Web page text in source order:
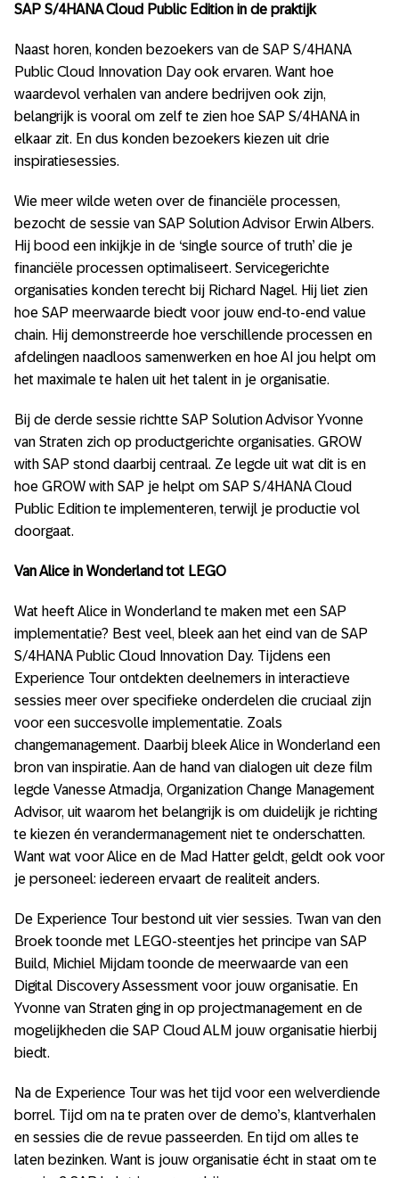
SAP S/4HANA Cloud Public Edition in de praktijk
Naast horen, konden bezoekers van de SAP S/4HANA
Public Cloud Innovation Day ook ervaren. Want hoe
waardevol verhalen van andere bedrijven ook zijn,
belangrijk is vooral om zelf te zien hoe SAP S/4HANA in
elkaar zit. En dus konden bezoekers kiezen uit drie
inspiratiesessies.
Wie meer wilde weten over de financiële processen,
bezocht de sessie van SAP Solution Advisor Erwin Albers.
Hij bood een inkijkje in de ‘single source of truth’ die je
financiële processen optimaliseert. Servicegerichte
organisaties konden terecht bij Richard Nagel. Hij liet zien
hoe SAP meerwaarde biedt voor jouw end-to-end value
chain. Hij demonstreerde hoe verschillende processen en
afdelingen naadloos samenwerken en hoe AI jou helpt om
het maximale te halen uit het talent in je organisatie.
Bij de derde sessie richtte SAP Solution Advisor Yvonne
van Straten zich op productgerichte organisaties. GROW
with SAP stond daarbij centraal. Ze legde uit wat dit is en
hoe GROW with SAP je helpt om SAP S/4HANA Cloud
Public Edition te implementeren, terwijl je productie vol
doorgaat.
Van Alice in Wonderland tot LEGO
Wat heeft Alice in Wonderland te maken met een SAP
implementatie? Best veel, bleek aan het eind van de SAP
S/4HANA Public Cloud Innovation Day. Tijdens een
Experience Tour ontdekten deelnemers in interactieve
sessies meer over specifieke onderdelen die cruciaal zijn
voor een succesvolle implementatie. Zoals
changemanagement. Daarbij bleek Alice in Wonderland een
bron van inspiratie. Aan de hand van dialogen uit deze film
legde Vanesse Atmadja, Organization Change Management
Advisor, uit waarom het belangrijk is om duidelijk je richting
te kiezen én verandermanagement niet te onderschatten.
Want wat voor Alice en de Mad Hatter geldt, geldt ook voor
je personeel: iedereen ervaart de realiteit anders.
De Experience Tour bestond uit vier sessies. Twan van den
Broek toonde met LEGO-steentjes het principe van SAP
Build, Michiel Mijdam toonde de meerwaarde van een
Digital Discovery Assessment voor jouw organisatie. En
Yvonne van Straten ging in op projectmanagement en de
mogelijkheden die SAP Cloud ALM jouw organisatie hierbij
biedt.
Na de Experience Tour was het tijd voor een welverdiende
borrel. Tijd om na te praten over de demo’s, klantverhalen
en sessies die de revue passeerden. En tijd om alles te
laten bezinken. Want is jouw organisatie écht in staat om te